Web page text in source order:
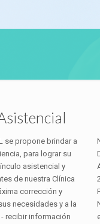
se propone brindar a
para lograr su
asistencial y
de nuestra Clínica
corrección y
necesidades y a la
recibir información